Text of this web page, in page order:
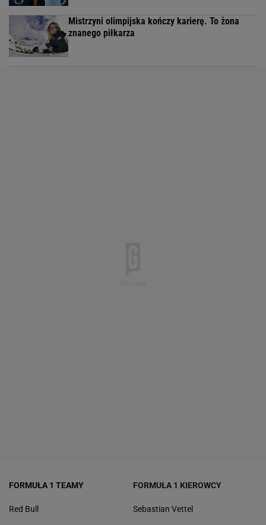
Mistrzyni olimpijska kończy karierę. To żona
znanego piłkarza
FORMUŁA 1 TEAMY
Red Bull
FORMUŁA 1 KIEROWCY
Sebastian Vettel